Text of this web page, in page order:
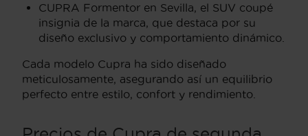
CUPRA Formentor en Sevilla, el SUV coupé
insignia de la marca, que destaca por su
diseño exclusivo y comportamiento dinámico.
Cada modelo Cupra ha sido diseñado
meticulosamente, asegurando así un equilibrio
perfecto entre estilo, confort y rendimiento.